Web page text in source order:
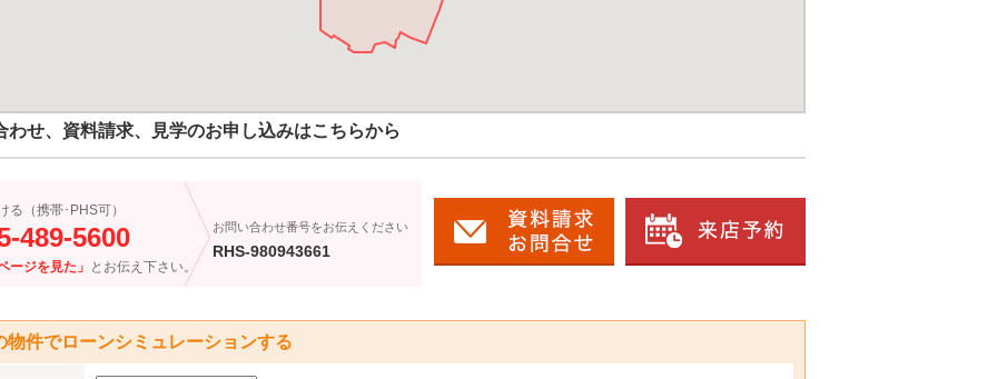
わせ、資料請求、見学のお申し込みはこちらから
る（携帯･PHS可）
489-5600
ージを見た」 とお伝え下さい。
お問い合わせ番号をお伝えください
RHS-980943661
物件でローンシミュレーションする